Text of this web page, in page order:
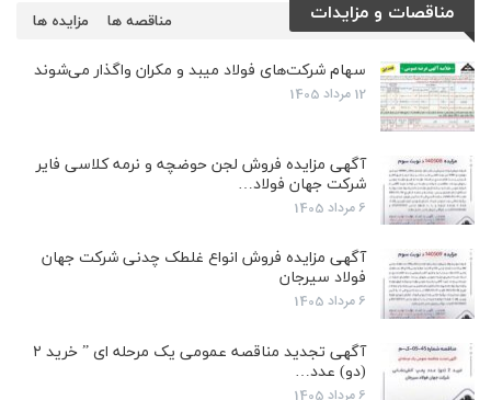
مناقصات و مزایدات مزایده ها مناقصه ها
سهام شرکت‌های فولاد میبد و مکران واگذار می‌شوند
12 مرداد 1405
آگهی مزایده فروش لجن حوضچه و نرمه کلاسی فایر
شرکت جهان فولاد…
6 مرداد 1405
آگهی مزایده فروش انواع غلطک چدنی شرکت جهان
فولاد سیرجان
6 مرداد 1405
آگهی تجدید مناقصه عمومی یک مرحله ای ” خرید ۲
(دو) عدد…
6 مرداد 1405